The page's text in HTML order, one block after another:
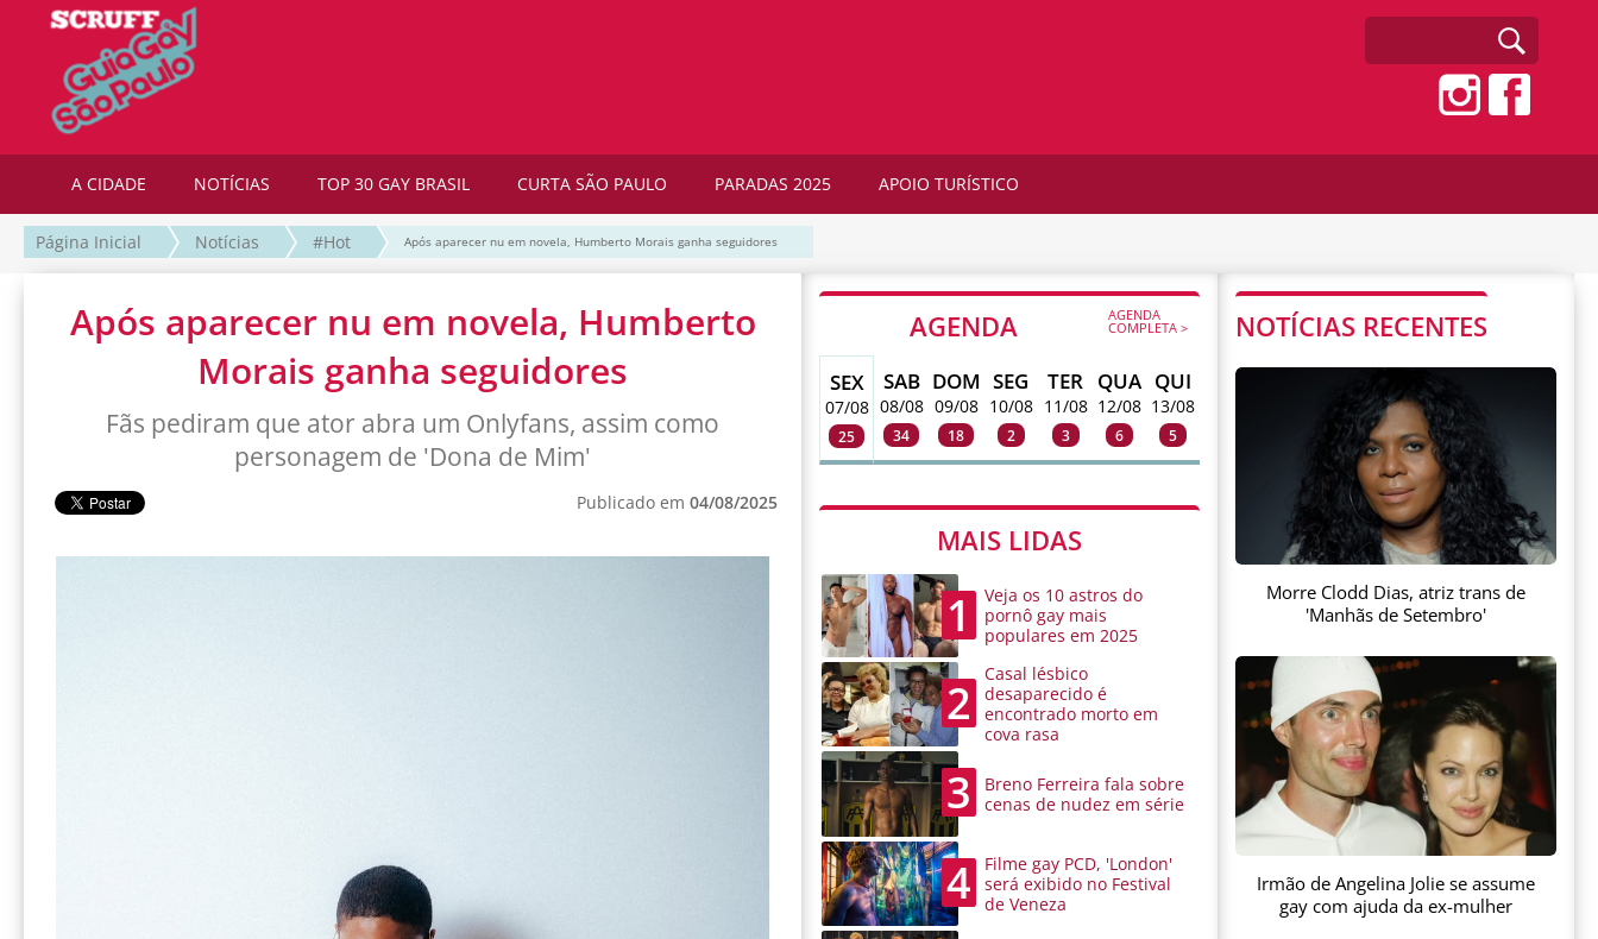
A CIDADE NOTÍCIAS TOP 30 GAY BRASIL CURTA SÃO PAULO PARADAS 2025 APOIO TURÍSTICO
Página Inicial Notícias #Hot Após aparecer nu em novela, Humberto Morais ganha seguidores
Após aparecer nu em novela, Humberto
Morais ganha seguidores
Fãs pediram que ator abra um Onlyfans, assim como
personagem de 'Dona de Mim'
Publicado em 04/08/2025
AGENDA AGENDA
COMPLETA >
SEX
07/08
25
SAB
08/08
34
DOM
09/08
18
SEG
10/08
2
TER
11/08
3
QUA
12/08
6
QUI
13/08
5
MAIS LIDAS
1
Veja os 10 astros do
pornô gay mais
populares em 2025
2
Casal lésbico
desaparecido é
encontrado morto em
cova rasa
3
Breno Ferreira fala sobre
cenas de nudez em série
4
Filme gay PCD, 'London'
será exibido no Festival
de Veneza
NOTÍCIAS RECENTES
Morre Clodd Dias, atriz trans de
'Manhãs de Setembro'
Irmão de Angelina Jolie se assume
gay com ajuda da ex-mulher